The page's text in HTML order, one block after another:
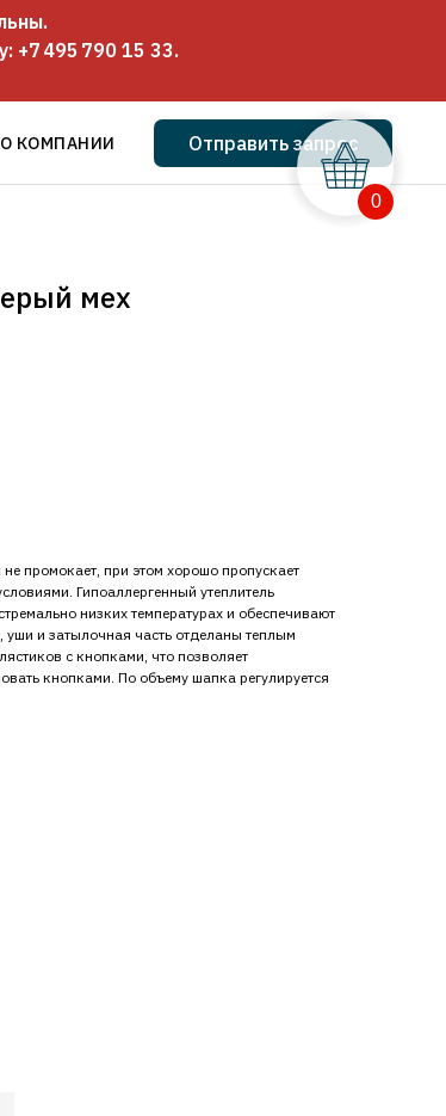
+7 495 790 15 33.
Отправить запрос
О КОМПАНИИ
мех
промокает, при этом хорошо пропускает
Гипоаллергенный утеплитель
низких температурах и обеспечивают
и затылочная часть отделаны теплым
с кнопками, что позволяет
кнопками. По объему шапка регулируется
0